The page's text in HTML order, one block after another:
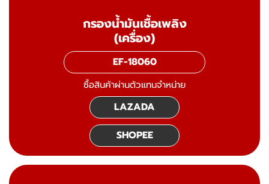
กรองน้ำมันเชื้อเพลิง
(เครื่อง)
EF-18060
ซื้อสินค้าผ่านตัวแทนจำหน่าย
LAZADA
SHOPEE